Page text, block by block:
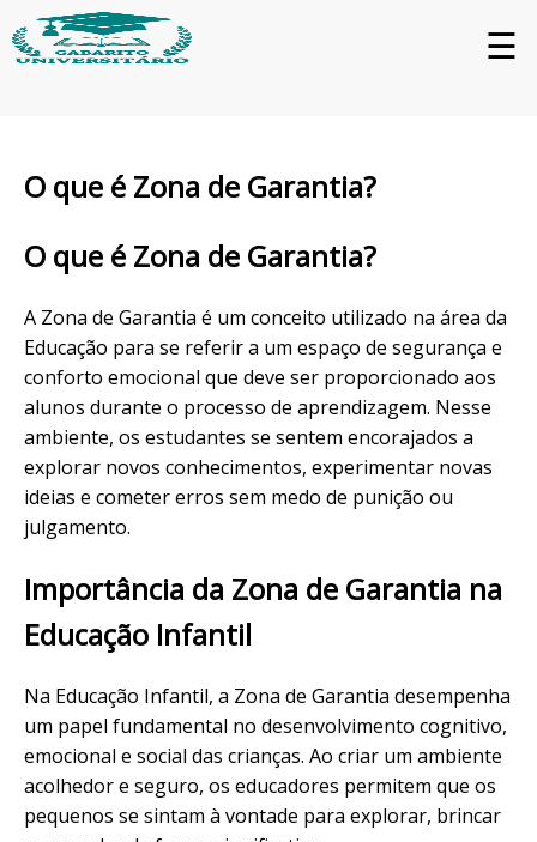
☰
O que é Zona de Garantia?
O que é Zona de Garantia?
A Zona de Garantia é um conceito utilizado na área da
Educação para se referir a um espaço de segurança e
conforto emocional que deve ser proporcionado aos
alunos durante o processo de aprendizagem. Nesse
ambiente, os estudantes se sentem encorajados a
explorar novos conhecimentos, experimentar novas
ideias e cometer erros sem medo de punição ou
julgamento.
Importância da Zona de Garantia na
Educação Infantil
Na Educação Infantil, a Zona de Garantia desempenha
um papel fundamental no desenvolvimento cognitivo,
emocional e social das crianças. Ao criar um ambiente
acolhedor e seguro, os educadores permitem que os
pequenos se sintam à vontade para explorar, brincar